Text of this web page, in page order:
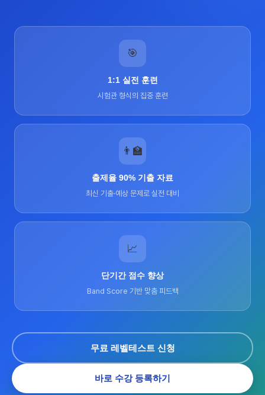
🎯
1:1 실전 훈련
시험관 형식의 집중 훈련
👨‍🏫
출제율 90% 기출 자료
최신 기출·예상 문제로 실전 대비
📈
단기간 점수 향상
Band Score 기반 맞춤 피드백
무료 레벨테스트 신청
바로 수강 등록하기